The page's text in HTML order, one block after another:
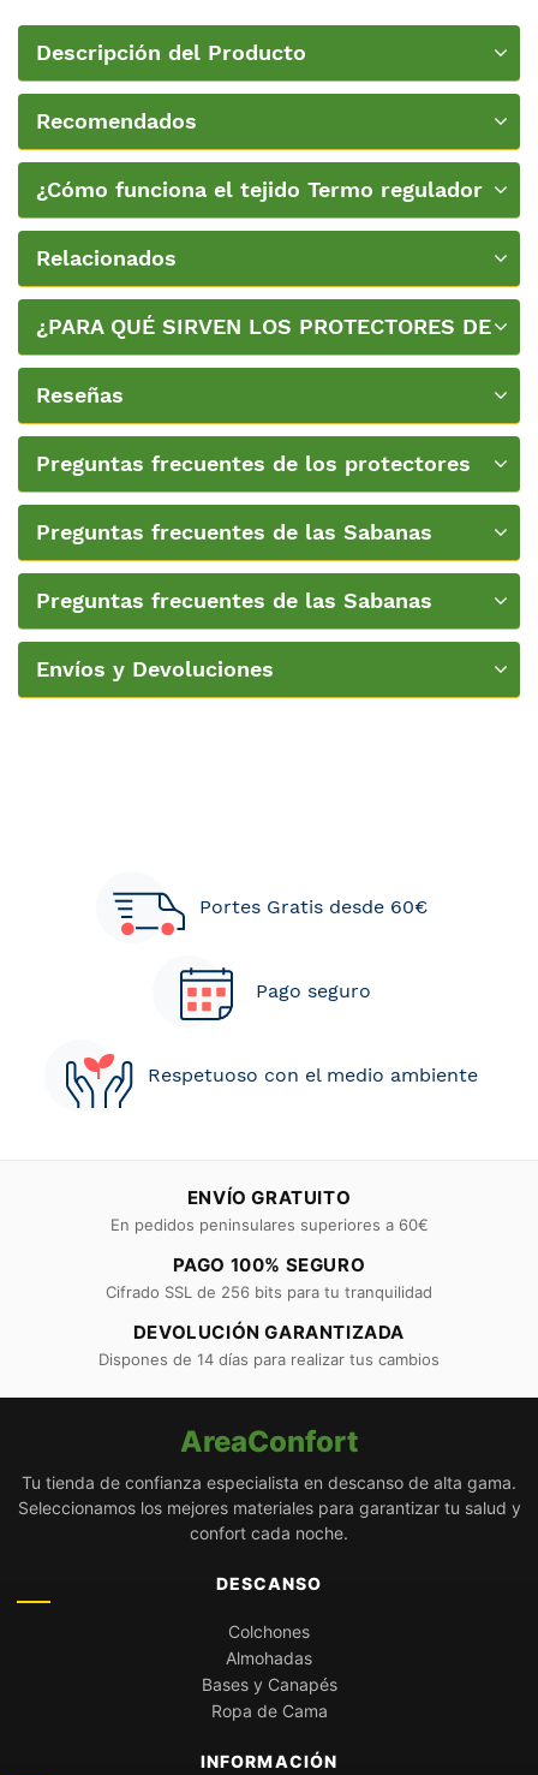
Descripción del Producto
Recomendados
¿Cómo funciona el tejido Termo regulador
Relacionados
¿PARA QUÉ SIRVEN LOS PROTECTORES DE
Reseñas
Preguntas frecuentes de los protectores
Preguntas frecuentes de las Sabanas
Preguntas frecuentes de las Sabanas
Envíos y Devoluciones
Portes Gratis desde 60€
Pago seguro
Respetuoso con el medio ambiente
ENVÍO GRATUITO
En pedidos peninsulares superiores a 60€
PAGO 100% SEGURO
Cifrado SSL de 256 bits para tu tranquilidad
DEVOLUCIÓN GARANTIZADA
Dispones de 14 días para realizar tus cambios
AreaConfort
Tu tienda de confianza especialista en descanso de alta gama.
Seleccionamos los mejores materiales para garantizar tu salud y
confort cada noche.
DESCANSO
Colchones
Almohadas
Bases y Canapés
Ropa de Cama
INFORMACIÓN